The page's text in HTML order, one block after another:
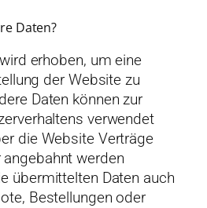
Daten?
erhoben, um eine
der Website zu
Daten können zur
verwendet
die Website Verträge
werden
übermittelten Daten auch
Bestellungen oder